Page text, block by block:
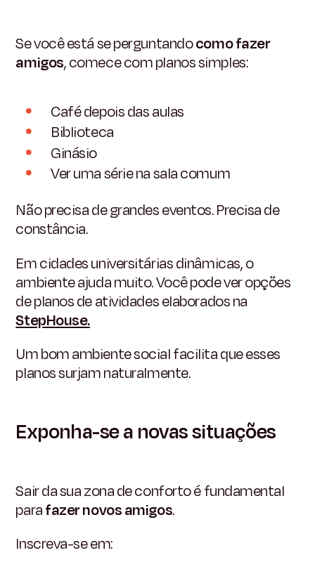
Se você está se perguntandocomo fazer
amigos, comece com planos simples:
Café depois das aulas
Biblioteca
Ginásio
Ver uma série na sala comum
Não precisa de grandes eventos. Precisa de
constância.
Em cidades universitárias dinâmicas, o
ambiente ajuda muito. Você pode ver opções
de planos de atividades elaborados na
StepHouse.
Um bom ambiente social facilita que esses
planos surjam naturalmente.
Exponha-se a novas situações
Sair da sua zona de conforto é fundamental
parafazer novos amigos.
Inscreva-se em: